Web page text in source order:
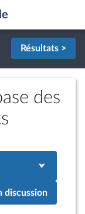
Résultats >
des
discussion